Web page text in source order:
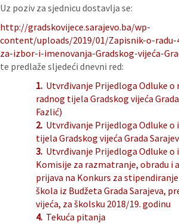
Uz poziv za sjednicu dostavlja se:
http://gradskovijece.sarajevo.ba/wp-
content/uploads/2019/01/Zapisnik-o-radu-
za-izbor-i-imenovanja-Gradskog-vijeća-
te predlaže sljedeći dnevni red:
1. Utvrđivanje Prijedloga Odluke o
radnog tijela Gradskog vijeća
Fazlić)
2. Utvrđivanje Prijedloga Odluke o
tijela Gradskog vijeća Grada
3. Utvrđivanje Prijedloga Odluke o
Komisije za razmatranje, obradu i
prijava na Konkurs za
škola iz Budžeta Grada Sarajeva,
vijeća, za školsku 2018/19. godinu
4. Tekuća pitanja